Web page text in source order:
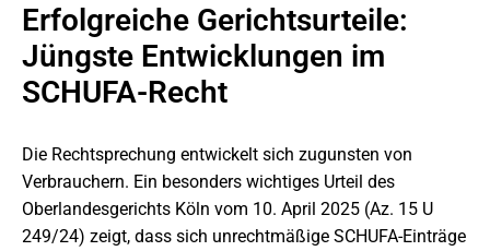
Erfolgreiche Gerichtsurteile:
Jüngste Entwicklungen im
SCHUFA-Recht
Die Rechtsprechung entwickelt sich zugunsten von
Verbrauchern. Ein besonders wichtiges Urteil des
Oberlandesgerichts Köln vom 10. April 2025 (Az. 15 U
249/24) zeigt, dass sich unrechtmäßige SCHUFA-Einträge